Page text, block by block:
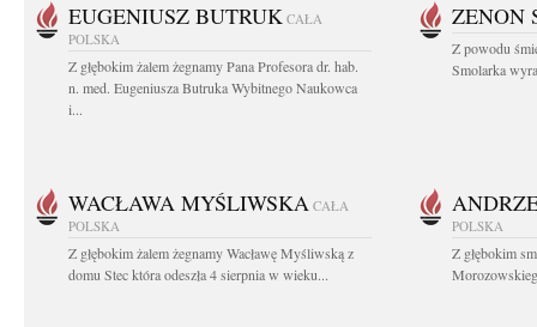
EUGENIUSZ BUTRUK CAŁA
POLSKA
Z głębokim żalem żegnamy Pana Profesora dr. hab.
n. med. Eugeniusza Butruka Wybitnego Naukowca
i...
ZENON
Z powodu
Smolarka
WACŁAWA MYŚLIWSKA CAŁA
POLSKA
Z głębokim żalem żegnamy Wacławę Myśliwską z
domu Stec która odeszła 4 sierpnia w wieku...
POLSKA
Z głębokim